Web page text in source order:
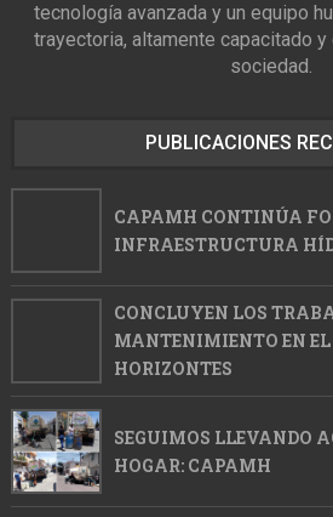
tecnología avanzada y un equipo
trayectoria, altamente capacitado
sociedad.
PUBLICACIONES
CAPAMH CONTINÚA
INFRAESTRUCTURA
CONCLUYEN LOS
MANTENIMIENTO EN EL
HORIZONTES
SEGUIMOS LLEVANDO
HOGAR: CAPAMH